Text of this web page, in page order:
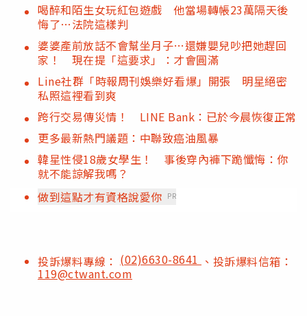
喝醉和陌生女玩紅包遊戲 他當場轉帳23萬隔天後
悔了…法院這樣判
婆婆產前放話不會幫坐月子…還嫌嬰兒吵把她趕回
家！ 現在提「這要求」：才會圓滿
Line社群「時報周刊娛樂好看爆」開張 明星絕密
私照這裡看到爽
跨行交易傳災情！ LINE Bank：已於今晨恢復正常
更多最新熱門議題：中聯致癌油風暴
韓星性侵18歲女學生！ 事後穿內褲下跪懺悔：你
就不能諒解我嗎？
做到這點才有資格說愛你 PR
投訴爆料專線： (02)6630-8641 、投訴爆料信箱：
119@ctwant.com